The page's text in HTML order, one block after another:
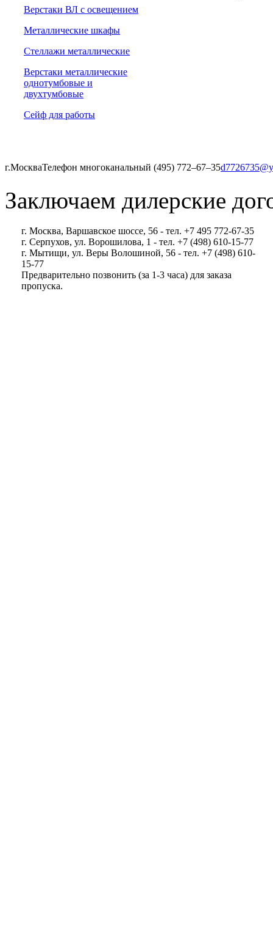
Верстаки ВЛ с освещением
Металлические шкафы
Стеллажи металлические
Верстаки металлические
однотумбовые и
двухтумбовые
Сейф для работы
г.МоскваТелефон многоканальный (495) 772‒67‒35
Заключаем дилерские
г. Москва, Варшавское шоссе, 56 - тел. +7 495 772-67-35
г. Серпухов, ул. Ворошилова, 1 - тел. +7 (498) 610-15-77
г. Мытищи, ул. Веры Волошиной, 56 - тел. +7 (498) 610-
15-77
Предварительно позвонить (за 1-3 часа) для заказа
пропуска.